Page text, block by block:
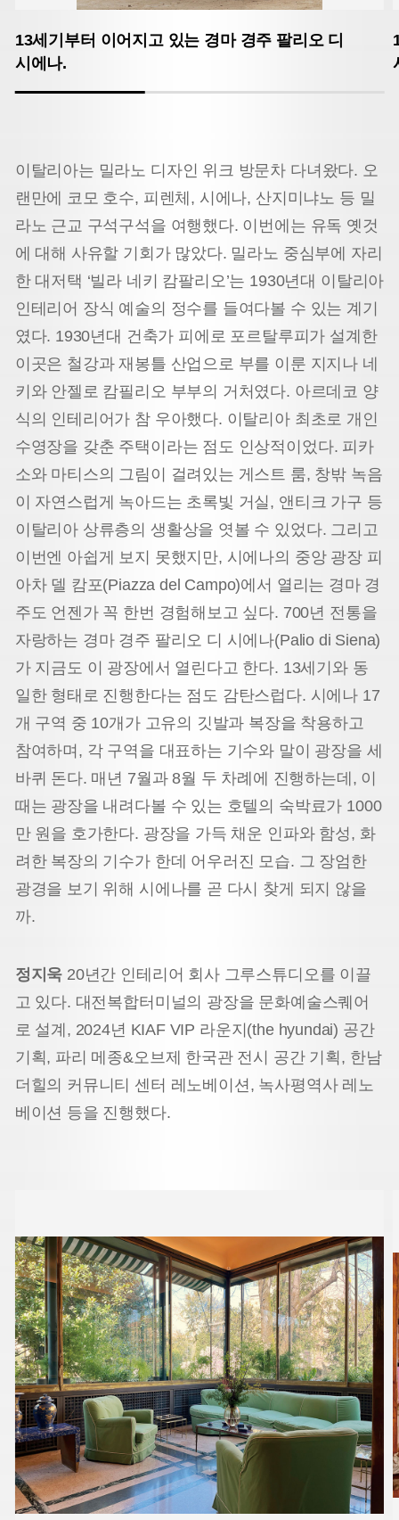
13세기부터 이어지고 있는 경마 경주 팔리오 디
시에나.
이탈리아는 밀라노 디자인 위크 방문차 다녀왔다. 오
랜만에 코모 호수, 피렌체, 시에나, 산지미냐노 등 밀
라노 근교 구석구석을 여행했다. 이번에는 유독 옛것
에 대해 사유할 기회가 많았다. 밀라노 중심부에 자리
한 대저택 ‘빌라 네키 캄팔리오’는 1930년대 이탈리아
인테리어 장식 예술의 정수를 들여다볼 수 있는 계기
였다. 1930년대 건축가 피에로 포르탈루피가 설계한
이곳은 철강과 재봉틀 산업으로 부를 이룬 지지나 네
키와 안젤로 캄필리오 부부의 거처였다. 아르데코 양
식의 인테리어가 참 우아했다. 이탈리아 최초로 개인
수영장을 갖춘 주택이라는 점도 인상적이었다. 피카
소와 마티스의 그림이 걸려있는 게스트 룸, 창밖 녹음
이 자연스럽게 녹아드는 초록빛 거실, 앤티크 가구 등
이탈리아 상류층의 생활상을 엿볼 수 있었다. 그리고
이번엔 아쉽게 보지 못했지만, 시에나의 중앙 광장 피
아차 델 캄포(Piazza del Campo)에서 열리는 경마 경
주도 언젠가 꼭 한번 경험해보고 싶다. 700년 전통을
자랑하는 경마 경주 팔리오 디 시에나(Palio di Siena)
가 지금도 이 광장에서 열린다고 한다. 13세기와 동
일한 형태로 진행한다는 점도 감탄스럽다. 시에나 17
개 구역 중 10개가 고유의 깃발과 복장을 착용하고
참여하며, 각 구역을 대표하는 기수와 말이 광장을 세
바퀴 돈다. 매년 7월과 8월 두 차례에 진행하는데, 이
때는 광장을 내려다볼 수 있는 호텔의 숙박료가 1000
만 원을 호가한다. 광장을 가득 채운 인파와 함성, 화
려한 복장의 기수가 한데 어우러진 모습. 그 장엄한
광경을 보기 위해 시에나를 곧 다시 찾게 되지 않을
까.
정지욱 20년간 인테리어 회사 그루스튜디오를 이끌
고 있다. 대전복합터미널의 광장을 문화예술스퀘어
로 설계, 2024년 KIAF VIP 라운지(the hyundai) 공간
기획, 파리 메종&오브제 한국관 전시 공간 기획, 한남
더힐의 커뮤니티 센터 레노베이션, 녹사평역사 레노
베이션 등을 진행했다.